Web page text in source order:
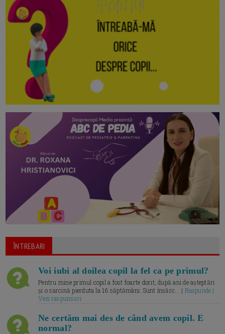
ÎNTREBARI
Voi iubi al doilea copil la fel ca pe primul?
Pentru mine primul copil a fost foarte dorit, după ani de așteptări
și o sarcină pierduta la 16 săptămâni. Sunt însărc... | Raspunde |
Vezi raspunsuri
Ne certăm mai des de când avem copil. E
normal?